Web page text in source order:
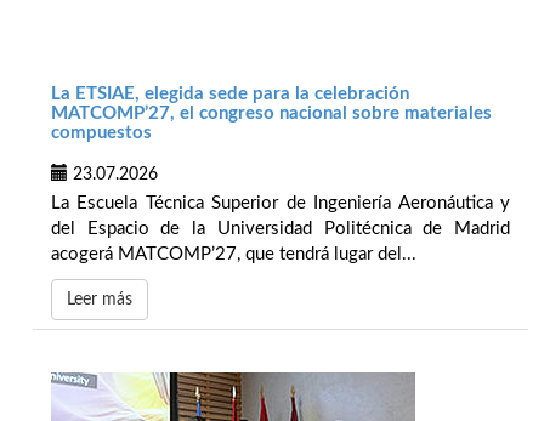
La ETSIAE, elegida sede para la celebración
MATCOMP’27, el congreso nacional sobre materiales
compuestos
23.07.2026
La Escuela Técnica Superior de Ingeniería Aeronáutica y
del Espacio de la Universidad Politécnica de Madrid
acogerá MATCOMP’27, que tendrá lugar del...
Leer más